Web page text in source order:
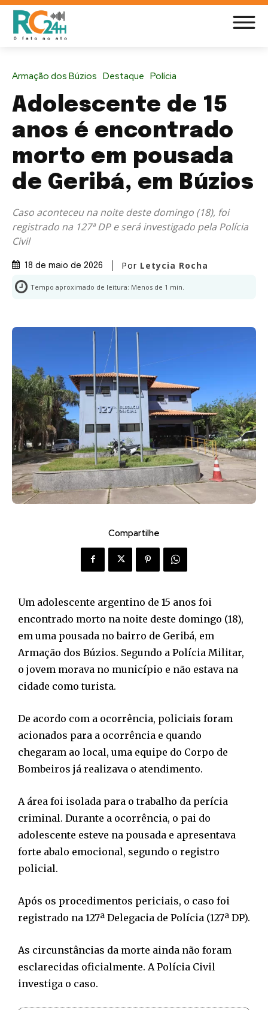
Armação dos Búzios Destaque Polícia
Adolescente de 15
anos é encontrado
morto em pousada
de Geribá, em Búzios
Caso aconteceu na noite deste domingo (18), foi
registrado na 127ª DP e será investigado pela Polícia
Civil
18 de maio de 2026 Por Letycia Rocha
Tempo aproximado de leitura: Menos de 1 min.
Compartilhe
Um adolescente argentino de 15 anos foi
encontrado morto na noite deste domingo (18),
em uma pousada no bairro de Geribá, em
Armação dos Búzios. Segundo a Polícia Militar,
o jovem morava no município e não estava na
cidade como turista.
De acordo com a ocorrência, policiais foram
acionados para a ocorrência e quando
chegaram ao local, uma equipe do Corpo de
Bombeiros já realizava o atendimento.
A área foi isolada para o trabalho da perícia
criminal. Durante a ocorrência, o pai do
adolescente esteve na pousada e apresentava
forte abalo emocional, segundo o registro
policial.
Após os procedimentos periciais, o caso foi
registrado na 127ª Delegacia de Polícia (127ª DP).
As circunstâncias da morte ainda não foram
esclarecidas oficialmente. A Polícia Civil
investiga o caso.